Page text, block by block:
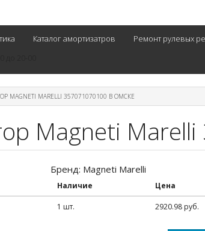
Каталог амортизатров Ремонт рулевых
MAGNETI MARELLI 357071070100 В ОМСКЕ
Magneti
Бренд: Magneti Marelli
Наличие Цена
1 шт. 2920.98 руб.